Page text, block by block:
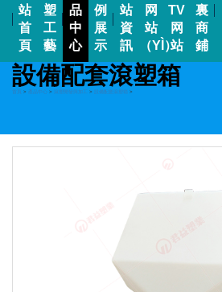
站
首
頁
塑
工
藝
品
中
心
例
展
示
站
資
訊
网
站
（YÌ）
TV
网
站
裏
商
鋪
設備配套滾塑箱
首頁 > 產品中心 > 滾塑開發與加工 > 設備配套滾塑箱 >